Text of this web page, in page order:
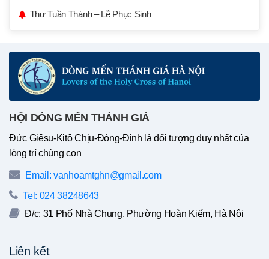
Thư Tuần Thánh – Lễ Phục Sinh
HỘI DÒNG MẾN THÁNH GIÁ
Đức Giêsu-Kitô Chịu-Đóng-Đinh là đối tượng duy nhất của
lòng trí chúng con
Email: vanhoamtghn@gmail.com
Tel: 024 38248643
Đ/c: 31 Phố Nhà Chung, Phường Hoàn Kiếm, Hà Nội
Liên kết